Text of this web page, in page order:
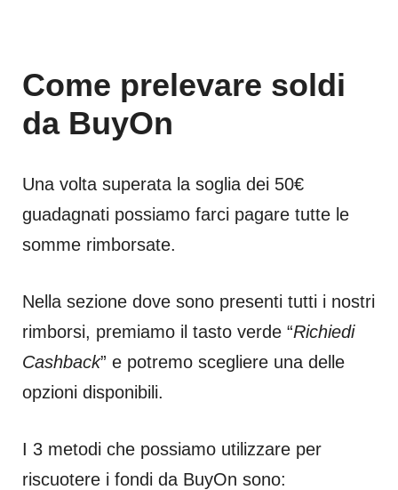
Come prelevare soldi
da BuyOn
Una volta superata la soglia dei 50€
guadagnati possiamo farci pagare tutte le
somme rimborsate.
Nella sezione dove sono presenti tutti i nostri
rimborsi, premiamo il tasto verde “Richiedi
Cashback” e potremo scegliere una delle
opzioni disponibili.
I 3 metodi che possiamo utilizzare per
riscuotere i fondi da BuyOn sono: